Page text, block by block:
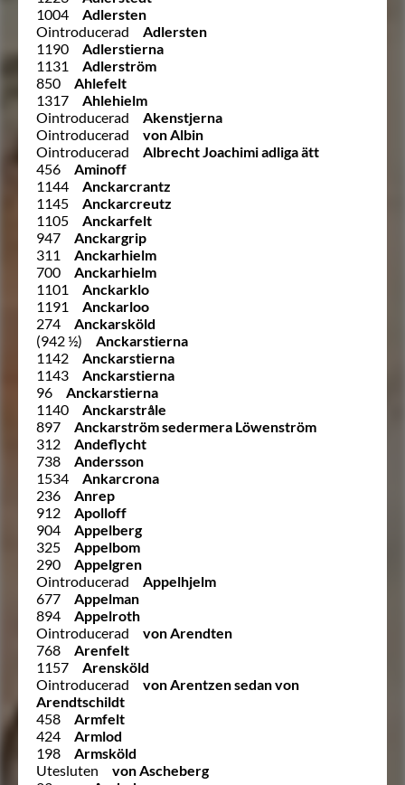
1004
Adlersten
Ointroducerad
Adlersten
1190
Adlerstierna
1131
Adlerström
850
Ahlefelt
1317
Ahlehielm
Ointroducerad
Akenstjerna
Ointroducerad
von Albin
Ointroducerad
Albrecht Joachimi adliga ätt
456
Aminoff
1144
Anckarcrantz
1145
Anckarcreutz
1105
Anckarfelt
947
Anckargrip
311
Anckarhielm
700
Anckarhielm
1101
Anckarklo
1191
Anckarloo
274
Anckarsköld
(942 ½)
Anckarstierna
1142
Anckarstierna
1143
Anckarstierna
96
Anckarstierna
1140
Anckarstråle
897
Anckarström sedermera Löwenström
312
Andeflycht
738
Andersson
1534
Ankarcrona
236
Anrep
912
Apolloff
904
Appelberg
325
Appelbom
290
Appelgren
Ointroducerad
Appelhjelm
677
Appelman
894
Appelroth
Ointroducerad
von Arendten
768
Arenfelt
1157
Arensköld
Ointroducerad
von Arentzen sedan von
Arendtschildt
458
Armfelt
424
Armlod
198
Armsköld
Utesluten
von Ascheberg